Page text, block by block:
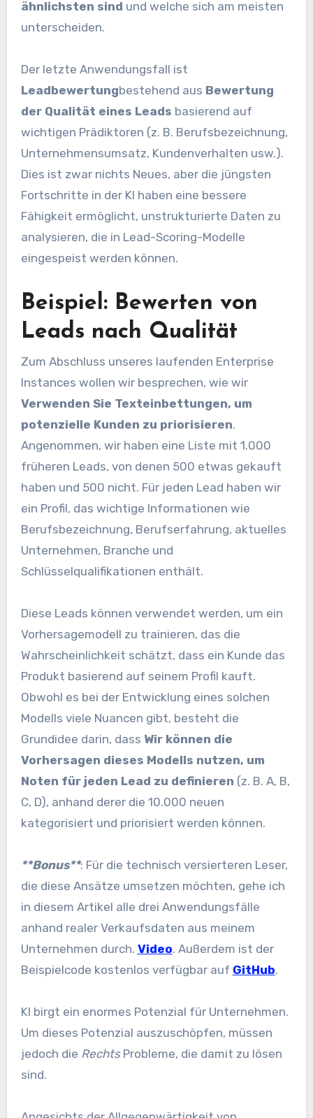
ähnlichsten sind und welche sich am meisten
unterscheiden.
Der letzte Anwendungsfall ist
Leadbewertungbestehend aus Bewertung
der Qualität eines Leads basierend auf
wichtigen Prädiktoren (z. B. Berufsbezeichnung,
Unternehmensumsatz, Kundenverhalten usw.).
Dies ist zwar nichts Neues, aber die jüngsten
Fortschritte in der KI haben eine bessere
Fähigkeit ermöglicht, unstrukturierte Daten zu
analysieren, die in Lead-Scoring-Modelle
eingespeist werden können.
Beispiel: Bewerten von
Leads nach Qualität
Zum Abschluss unseres laufenden Enterprise
Instances wollen wir besprechen, wie wir
Verwenden Sie Texteinbettungen, um
potenzielle Kunden zu priorisieren.
Angenommen, wir haben eine Liste mit 1.000
früheren Leads, von denen 500 etwas gekauft
haben und 500 nicht. Für jeden Lead haben wir
ein Profil, das wichtige Informationen wie
Berufsbezeichnung, Berufserfahrung, aktuelles
Unternehmen, Branche und
Schlüsselqualifikationen enthält.
Diese Leads können verwendet werden, um ein
Vorhersagemodell zu trainieren, das die
Wahrscheinlichkeit schätzt, dass ein Kunde das
Produkt basierend auf seinem Profil kauft.
Obwohl es bei der Entwicklung eines solchen
Modells viele Nuancen gibt, besteht die
Grundidee darin, dass Wir können die
Vorhersagen dieses Modells nutzen, um
Noten für jeden Lead zu definieren (z. B. A, B,
C, D), anhand derer die 10.000 neuen
kategorisiert und priorisiert werden können.
**Bonus**: Für die technisch versierteren Leser,
die diese Ansätze umsetzen möchten, gehe ich
in diesem Artikel alle drei Anwendungsfälle
anhand realer Verkaufsdaten aus meinem
Unternehmen durch. Video. Außerdem ist der
Beispielcode kostenlos verfügbar auf GitHub.
KI birgt ein enormes Potenzial für Unternehmen.
Um dieses Potenzial auszuschöpfen, müssen
jedoch die RechtsProbleme, die damit zu lösen
sind.